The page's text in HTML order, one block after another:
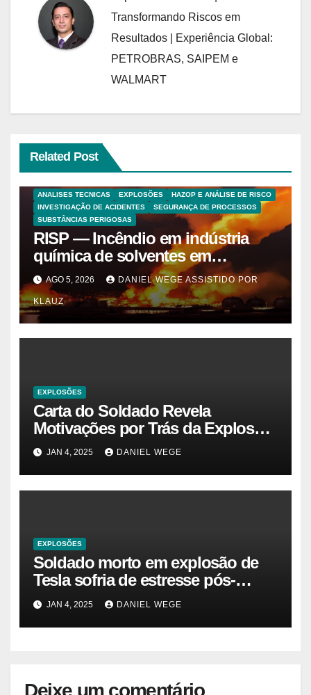
Transformando Riscos em
Resultados | Experiência Global:
PETROBRAS, SAIPEM e
WALMART
Related Post
ANALISES TECNICAS EXPLOSÕES
HAZOP E ANÁLISE DE RISCO
INVESTIGAÇÃO DE ACIDENTES
SEGURANÇA DE PROCESSOS
SUBSTÂNCIAS PERIGOSAS
RISP — Incêndio em indústria
química de solventes em
Itaquaquecetuba/SP
(UNIQUIMA/Quema)
AGO 5, 2026 DANIEL WEGE ASSISTIDO POR
KLAUZ
EXPLOSÕES
Carta do Soldado Revela
Motivações por Trás da Explosão
do Cybertruck em Las Vegas –
JAN 4, 2025 DANIEL WEGE
EXPLOSÕES
Soldado morto em explosão de
Tesla sofria de estresse pós-
traumático e temia ‘colapso’ dos
EUA
JAN 4, 2025 DANIEL WEGE
Deixe um comentário